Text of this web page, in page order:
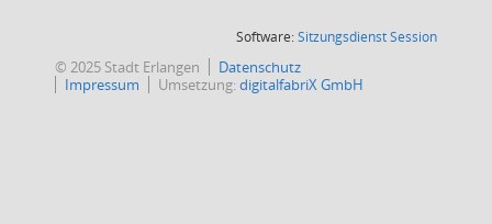
Software:SitzungsdienstSession(Wird in
© 2025 Stadt Erlangen
Datenschutz
Impressum
Umsetzung:digitalfabriX GmbH